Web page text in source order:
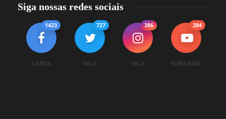
Siga nossas redes sociais
1423
CURTA
727
SIGA
386
SIGA
284
SUBSCRIBE